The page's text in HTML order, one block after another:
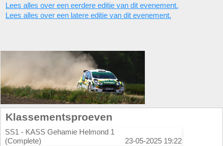
Lees alles over een eerdere editie van dit evenement.
Lees alles over een latere editie van dit evenement.
Klassementsproeven
SS1 - KASS Gehamie Helmond 1
(Complete)
23-05-2025 19:22